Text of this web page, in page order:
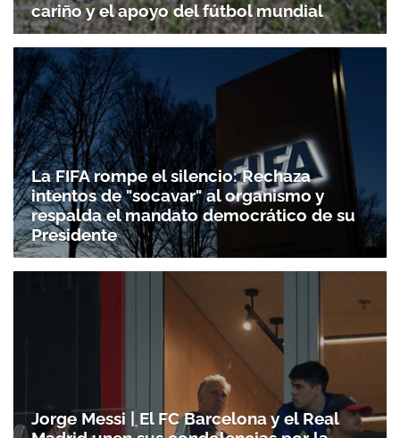
cariño y el apoyo del fútbol mundial
La FIFA rompe el silencio: Rechaza
intentos de "socavar" al organismo y
respalda el mandato democrático de su
Presidente
Jorge Messi | El FC Barcelona y el Real